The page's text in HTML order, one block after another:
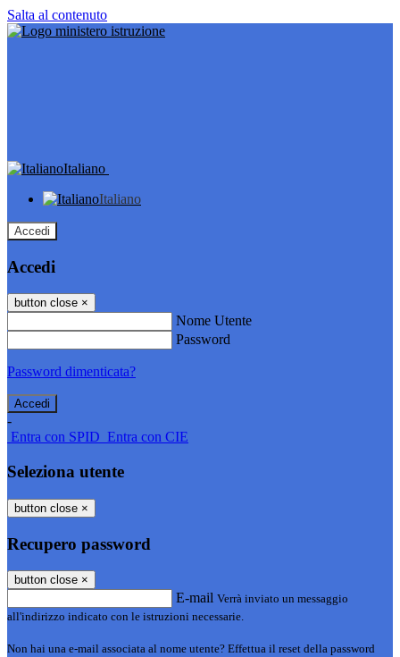
Salta al contenuto
Italiano
Italiano
Accedi
Accedi
button close ×
Nome Utente
Password
Password dimenticata?
-
Entra con SPID Entra con CIE
Seleziona utente
button close ×
Recupero password
button close ×
E-mail Verrà inviato un messaggio
all'indirizzo indicato con le istruzioni necessarie.
Non hai una e-mail associata al nome utente? Effettua il reset della password